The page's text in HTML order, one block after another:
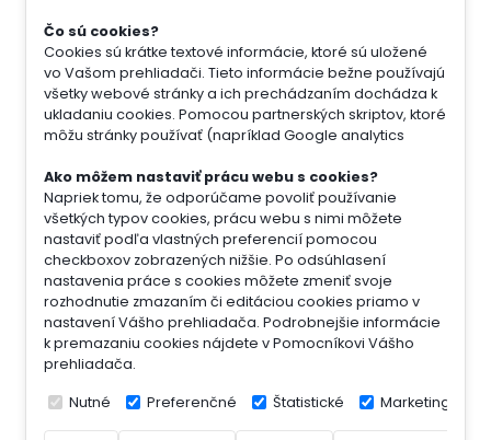
Čo sú cookies?
Cookies sú krátke textové informácie, ktoré sú uložené
vo Vašom prehliadači. Tieto informácie bežne používajú
všetky webové stránky a ich prechádzaním dochádza k
ukladaniu cookies. Pomocou partnerských skriptov, ktoré
môžu stránky používať (napríklad Google analytics
Ako môžem nastaviť prácu webu s cookies?
Napriek tomu, že odporúčame povoliť používanie
všetkých typov cookies, prácu webu s nimi môžete
nastaviť podľa vlastných preferencií pomocou
checkboxov zobrazených nižšie. Po odsúhlasení
nastavenia práce s cookies môžete zmeniť svoje
rozhodnutie zmazaním či editáciou cookies priamo v
nastavení Vášho prehliadača. Podrobnejšie informácie
k premazaniu cookies nájdete v Pomocníkovi Vášho
prehliadača.
Nutné Preferenčné Štatistické Marketingové